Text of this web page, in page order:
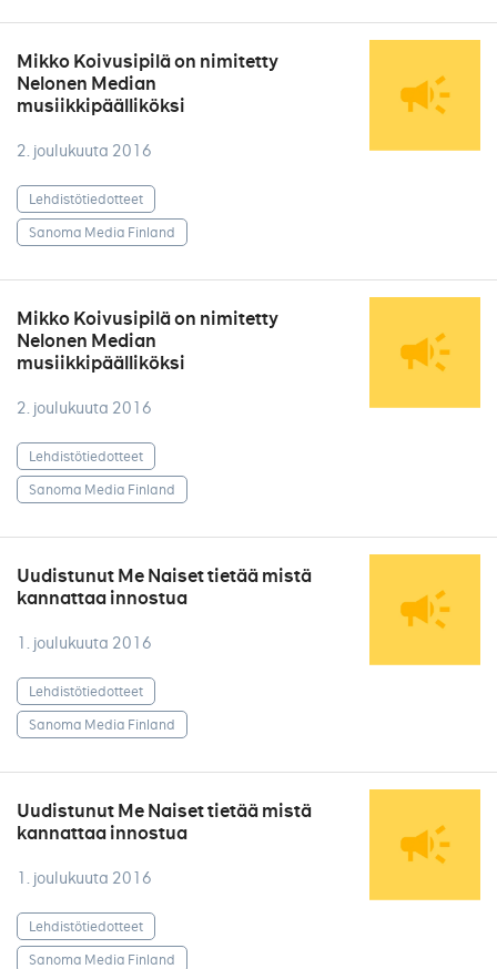
Mikko Koivusipilä on nimitetty
Nelonen Median
musiikkipäälliköksi
2. joulukuuta 2016
Lehdistötiedotteet
Sanoma Media Finland
Mikko Koivusipilä on nimitetty
Nelonen Median
musiikkipäälliköksi
2. joulukuuta 2016
Lehdistötiedotteet
Sanoma Media Finland
Uudistunut Me Naiset tietää mistä
kannattaa innostua
1. joulukuuta 2016
Lehdistötiedotteet
Sanoma Media Finland
Uudistunut Me Naiset tietää mistä
kannattaa innostua
1. joulukuuta 2016
Lehdistötiedotteet
Sanoma Media Finland